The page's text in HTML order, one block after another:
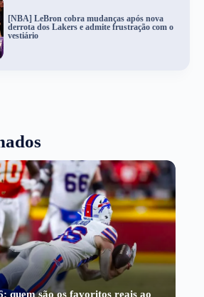
[NBA] LeBron cobra mudanças após nova
derrota dos Lakers e admite frustração com o
vestiário
quem são os favoritos reais ao